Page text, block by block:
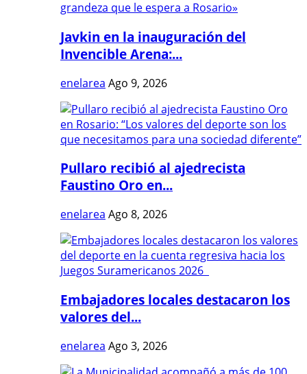
Javkin en la inauguración del
Invencible Arena:...
enelarea Ago 9, 2026
Pullaro recibió al ajedrecista
Faustino Oro en...
enelarea Ago 8, 2026
Embajadores locales destacaron los
valores del...
enelarea Ago 3, 2026